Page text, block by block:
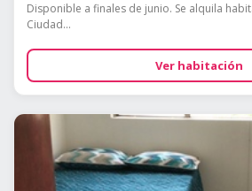
Disponible a finales de junio. Se alquila
Ciudad...
Ver habitación